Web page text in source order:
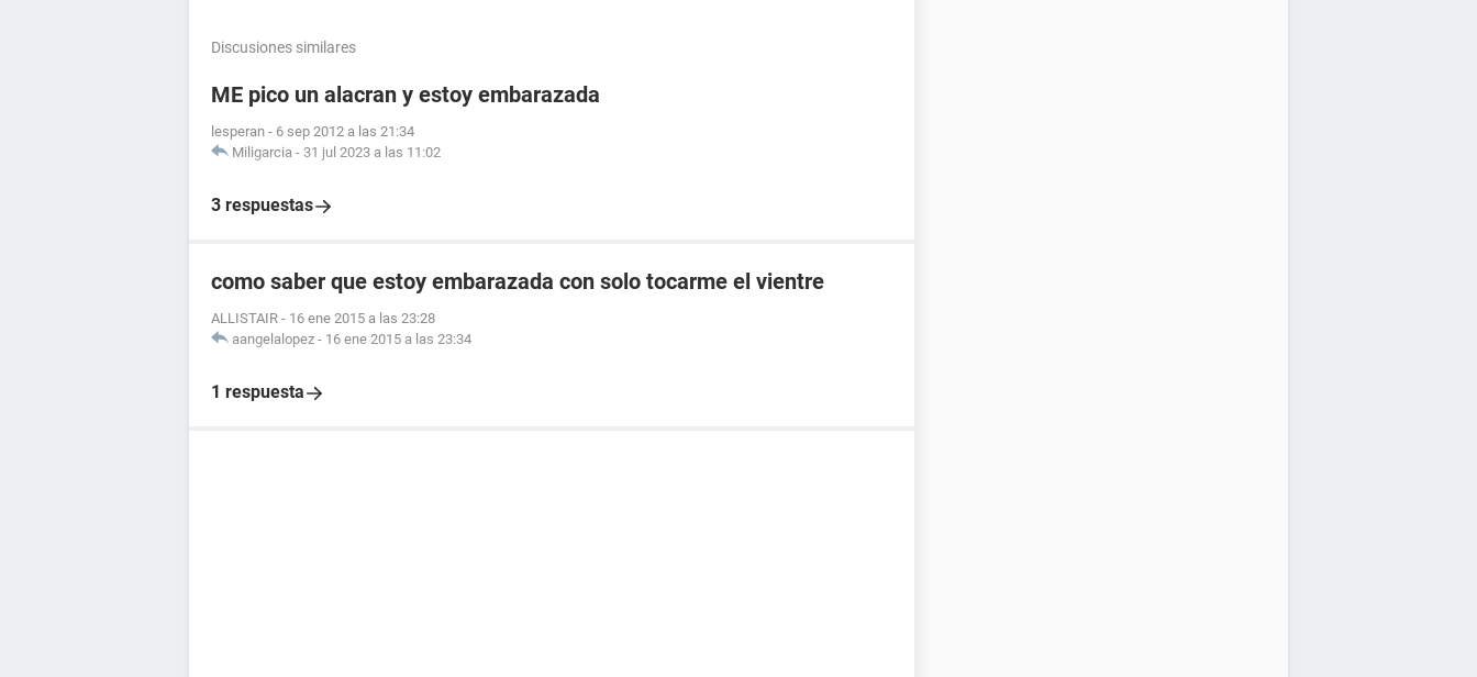
Discusiones similares
ME pico un alacran y estoy embarazada
lesperan - 6 sep 2012 a las 21:34
Miligarcia - 31 jul 2023 a las 11:02
3 respuestas
como saber que estoy embarazada con solo tocarme el vientre
ALLISTAIR - 16 ene 2015 a las 23:28
aangelalopez - 16 ene 2015 a las 23:34
1 respuesta